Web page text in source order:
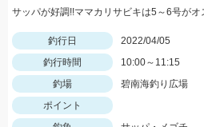
釣行日
2022/04/05
釣行時間
10:00～11:15
釣場
碧南海釣り広場
ポイント